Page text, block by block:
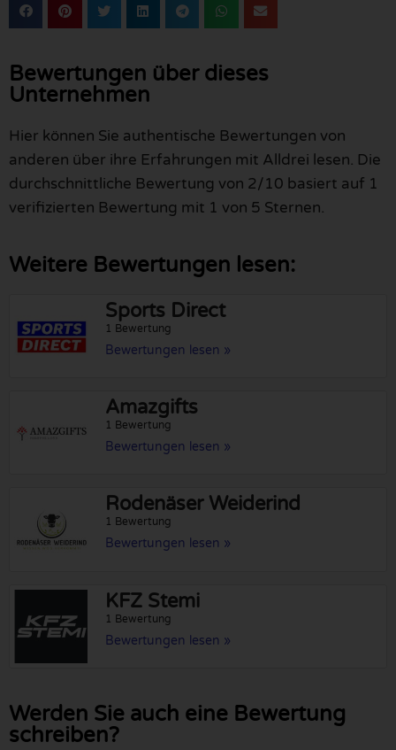
Bewertungen über dieses
Unternehmen
Hier können Sie authentische Bewertungen von
anderen über ihre Erfahrungen mit Alldrei lesen. Die
durchschnittliche Bewertung von 2/10 basiert auf 1
verifizierten Bewertung mit 1 von 5 Sternen.
Weitere Bewertungen lesen:
Sports Direct
1 Bewertung
Bewertungen lesen »
Amazgifts
1 Bewertung
Bewertungen lesen »
Rodenäser Weiderind
1 Bewertung
Bewertungen lesen »
KFZ Stemi
1 Bewertung
Bewertungen lesen »
Werden Sie auch eine Bewertung
schreiben?